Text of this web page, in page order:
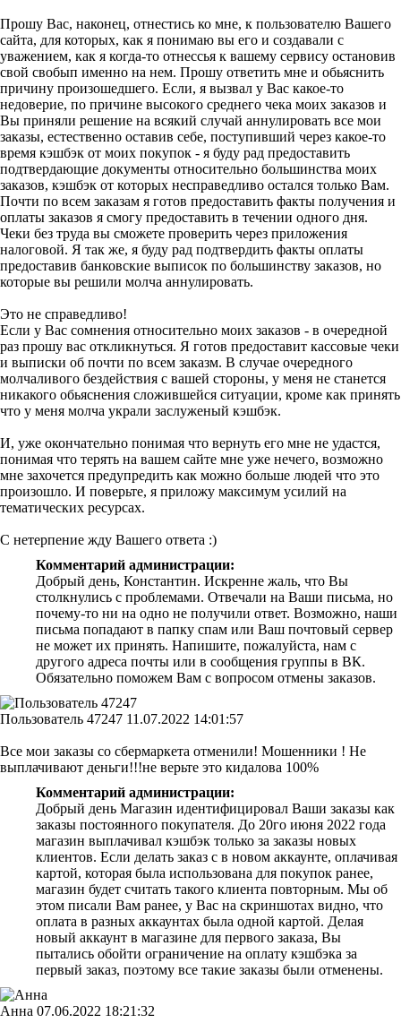
Прошу Вас, наконец, отнестись ко мне, к пользователю Вашего
сайта, для которых, как я понимаю вы его и создавали с
уважением, как я когда-то отнессья к вашему сервису остановив
свой свобып именно на нем. Прошу ответить мне и обьяснить
причину произошедшего. Если, я вызвал у Вас какое-то
недоверие, по причине высокого среднего чека моих заказов и
Вы приняли решение на всякий случай аннулировать все мои
заказы, естественно оставив себе, поступивший через какое-то
время кэшбэк от моих покупок - я буду рад предоставить
подтвердающие документы относительно большинства моих
заказов, кэшбэк от которых несправедливо остался только Вам.
Почти по всем заказам я готов предоставить факты получения и
оплаты заказов я смогу предоставить в течении одного дня.
Чеки без труда вы сможете проверить через приложения
налоговой. Я так же, я буду рад подтвердить факты оплаты
предоставив банковские выписок по большинству заказов, но
которые вы решили молча аннулировать.
Это не справедливо!
Если у Вас сомнения относительно моих заказов - в очередной
раз прошу вас откликнуться. Я готов предоставит кассовые чеки
и выписки об почти по всем заказм. В случае очередного
молчаливого бездействия с вашей стороны, у меня не станется
никакого обьяснения сложившейся ситуации, кроме как принять
что у меня молча украли заслуженый кэшбэк.
И, уже окончательно понимая что вернуть его мне не удастся,
понимая что терять на вашем сайте мне уже нечего, возможно
мне захочется предупредить как можно больше людей что это
произошло. И поверьте, я приложу максимум усилий на
тематических ресурсах.
С нетерпение жду Вашего ответа :)
Комментарий администрации:
Добрый день, Константин. Искренне жаль, что Вы
столкнулись с проблемами. Отвечали на Ваши письма, но
почему-то ни на одно не получили ответ. Возможно, наши
письма попадают в папку спам или Ваш почтовый сервер
не может их принять. Напишите, пожалуйста, нам с
другого адреса почты или в сообщения группы в ВК.
Обязательно поможем Вам с вопросом отмены заказов.
Пользователь 47247 11.07.2022 14:01:57
Все мои заказы со сбермаркета отменили! Мошенники ! Не
выплачивают деньги!!!не верьте это кидалова 100%
Комментарий администрации:
Добрый день Магазин идентифицировал Ваши заказы как
заказы постоянного покупателя. До 20го июня 2022 года
магазин выплачивал кэшбэк только за заказы новых
клиентов. Если делать заказ с в новом аккаунте, оплачивая
картой, которая была использована для покупок ранее,
магазин будет считать такого клиента повторным. Мы об
этом писали Вам ранее, у Вас на скриншотах видно, что
оплата в разных аккаунтах была одной картой. Делая
новый аккаунт в магазине для первого заказа, Вы
пытались обойти ограничение на оплату кэшбэка за
первый заказ, поэтому все такие заказы были отменены.
Анна 07.06.2022 18:21:32